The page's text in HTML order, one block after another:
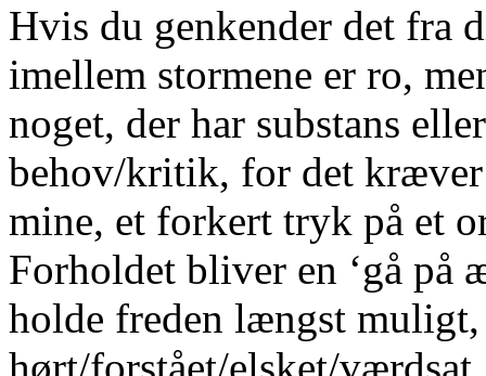
Hvis du genkender det fra
imellem stormene er ro,
noget, der har substans
behov/kritik, for det
mine, et forkert tryk på et
Forholdet bliver en ‘gå på
holde freden længst
hørt/forstået/elsket/